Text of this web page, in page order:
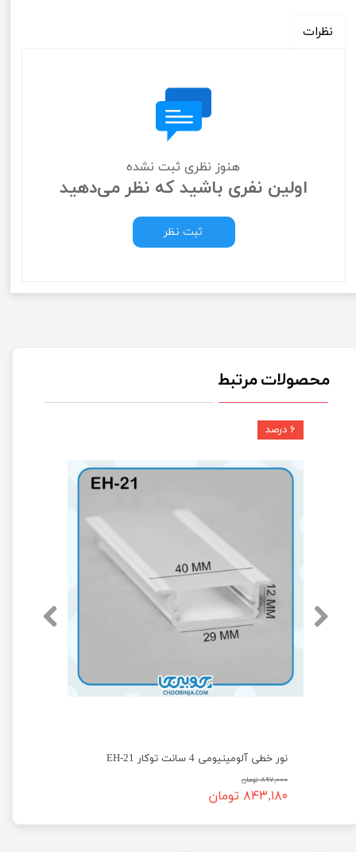
نظرات
هنوز نظری ثبت نشده
اولین نفری باشید که نظر می‌دهید
ثبت نظر
محصولات مرتبط
نور خطی آلومینیومی 4 سانت توکار EH-21
۸۹۷,۰۰۰ تومان
۸۴۳,۱۸۰ تومان
۶ درصد